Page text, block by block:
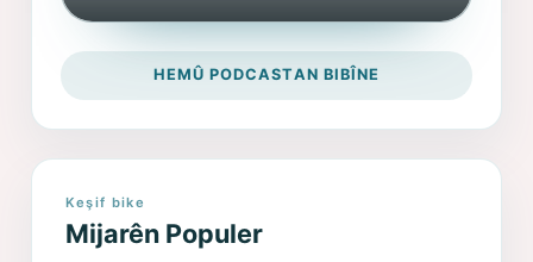
HEMÛ PODCASTAN BIBÎNE
Keşif bike
Mijarên Populer